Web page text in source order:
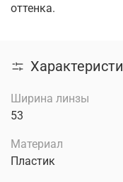
оттенка.
Ширина линзы
53
Материал
Пластик